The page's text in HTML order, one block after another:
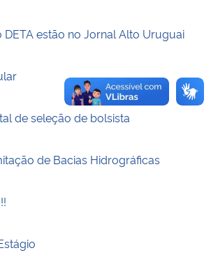
estão no Jornal Alto Uruguai
de seleção de bolsista
de Bacias Hidrográficas